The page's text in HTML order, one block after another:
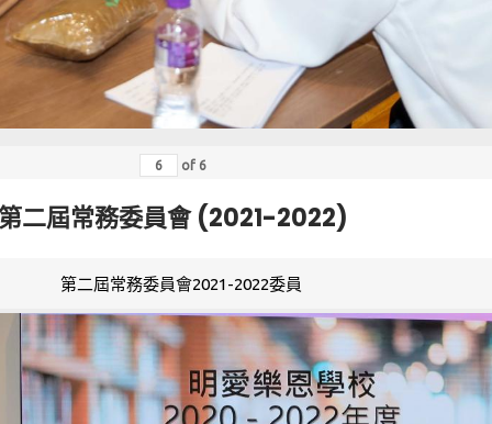
of 6
二屆常務委員會 (2021-2022)
第二屆常務委員會2021-2022委員